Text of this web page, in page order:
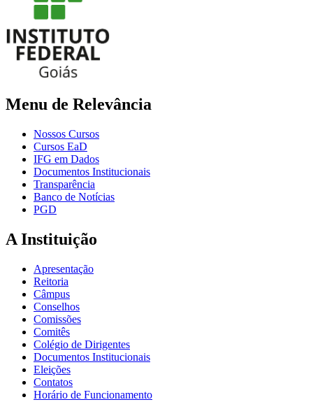
Menu de Relevância
Nossos Cursos
Cursos EaD
IFG em Dados
Documentos Institucionais
Transparência
Banco de Notícias
PGD
A Instituição
Apresentação
Reitoria
Câmpus
Conselhos
Comissões
Comitês
Colégio de Dirigentes
Documentos Institucionais
Eleições
Contatos
Horário de Funcionamento